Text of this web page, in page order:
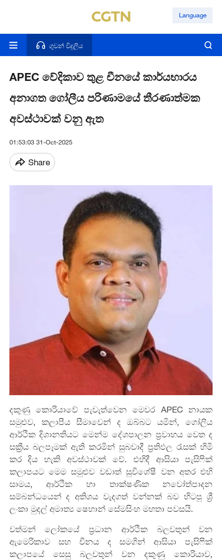
Language
ගුවන් විදුලිය
APEC වේදිකාව තුළ චීනයේ කාර්යභාරය
අනාගත ගෝලීය පරිණාමයේ තීරණාත්මක
අවස්ථාවක් වනු ඇත
01:53:03 31-Oct-2025
Share
දකුණු කොරියාවේ පැවැත්වෙන මෙවර APECනායක
සමුළුව, කලාපීය සීමාවෙන් ද ඔබ්බට යමින්,ගෝලීය
ආර්ථික දිශානතියට මෙන්ම දේශපාලන ප්‍රවාහය වෙත ද
සක්‍රීය බලපෑමක් ඇති කරමින් සුබවාදී ප්‍රතිඵල රැසක් හිමි
කර
දිය හැකි අවස්ථාවක් වේ. එහිදී ආසියා
පැසිෆික්
කලාපයට මෙම සමුළුව වඩාත් සුවිශේෂී වන අතර එහි
සාමය,ආර්ථික හා තාක්ෂණික
නවෝත්පාදන
සම්බන්ධයෙන් ද අතිශය වැදගත් වන්නක් බව හිටපු ශ්‍රී
ලංකා මුදල් අමාත්‍ය ෂෙහාන් සේමසිංහ මහතා පවසයි.
වත්මන්
ලෝකයේ ප්‍රධාන ආර්ථික බලවතුන්
වන
ඇමෙරිකාව
සහ චීනය ද සමගින් ආසියා
පැසිෆික්
කලාපයේ
සෙසු බලවතුන් වන දකුණු කොරියාව,